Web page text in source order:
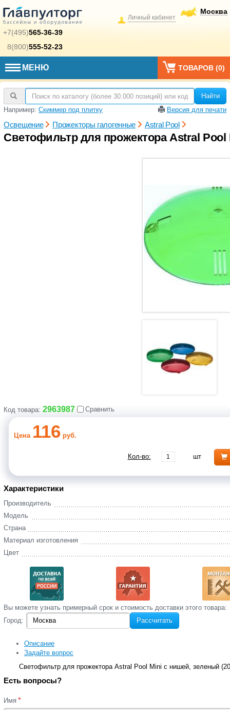
+7(495)565-36-39
8(800)555-52-23
Москва
Личный кабинет
МЕНЮ ТОВАРОВ (0)
Найти
Например: Скиммер под плитку Версия для печати
Освещение Прожекторы галогенные Astral Pool
Светофильтр для прожектора Astral
Код товара: 2963987 Сравнить
Цена 116 руб.
Кол-во: шт
Характеристики
Производитель
Модель
Страна
Материал изготовления
Цвет
Вы‌ можете‌ узнать‌ примерный срок и стоимость‌ доставки этого товара:
Город:
Рассчитать
Описание
Задайте вопрос
Светофильтр для прожектора Astral Pool Mini с нишей, зеленый
Есть вопросы?
Имя *